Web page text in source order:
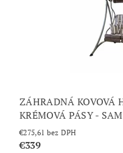
ZÁHRADNÁ KOVOVÁ
KRÉMOVÁ PÁSY -
€275,61 bez DPH
€339